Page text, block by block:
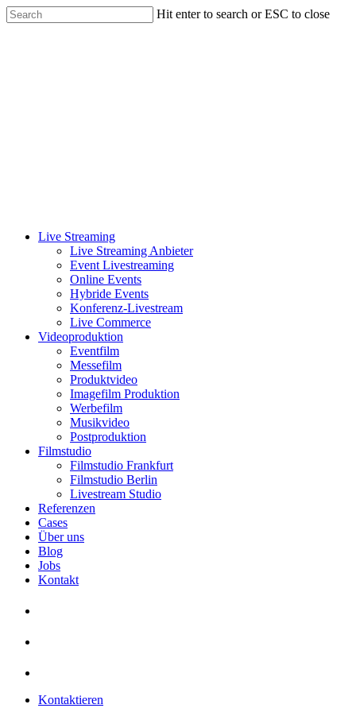
Skip
to
Hit enter to search or ESC to close
Menu
Live Streaming
Live Streaming Anbieter
Event Livestreaming
Online Events
Hybride Events
Konferenz-Livestream
Live Commerce
Videoproduktion
Eventfilm
Messefilm
Produktvideo
Imagefilm Produktion
Werbefilm
Musikvideo
Postproduktion
Filmstudio
Filmstudio Frankfurt
Filmstudio Berlin
Livestream Studio
Referenzen
Cases
Über uns
Blog
Jobs
Kontakt
Kontaktieren